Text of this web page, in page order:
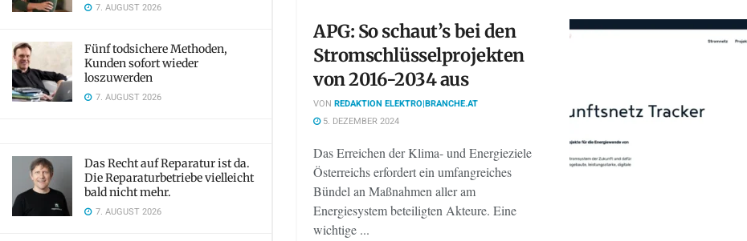
7. AUGUST 2026
Fünf todsichere Methoden,
Kunden sofort wieder
loszuwerden
7. AUGUST 2026
Das Recht auf Reparatur ist da.
Die Reparaturbetriebe vielleicht
bald nicht mehr.
7. AUGUST 2026
APG: So schaut’s bei den
Stromschlüsselprojekten
von 2016-2034 aus
VON REDAKTION ELEKTRO|BRANCHE.AT
5. DEZEMBER 2024
Das Erreichen der Klima- und Energieziele
Österreichs erfordert ein umfangreiches
Bündel an Maßnahmen aller am
Energiesystem beteiligten Akteure. Eine
wichtige ...